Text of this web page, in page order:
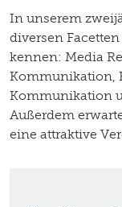
In unserem
diversen
kennen: Media
Kommunikation,
Kommunikation
Außerdem
eine attraktive